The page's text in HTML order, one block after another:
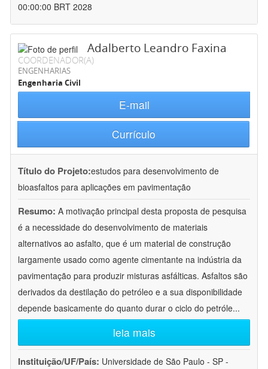
00:00:00 BRT 2028
Adalberto Leandro Faxina
COORDENADOR(A)
ENGENHARIAS
Engenharia Civil
E-mail
Currículo
Título do Projeto:estudos para desenvolvimento de
bioasfaltos para aplicações em pavimentação
Resumo: A motivação principal desta proposta de pesquisa
é a necessidade do desenvolvimento de materiais
alternativos ao asfalto, que é um material de construção
largamente usado como agente cimentante na indústria da
pavimentação para produzir misturas asfálticas. Asfaltos são
derivados da destilação do petróleo e a sua disponibilidade
depende basicamente do quanto durar o ciclo do petróle...
leia mais
Instituição/UF/País: Universidade de São Paulo - SP -